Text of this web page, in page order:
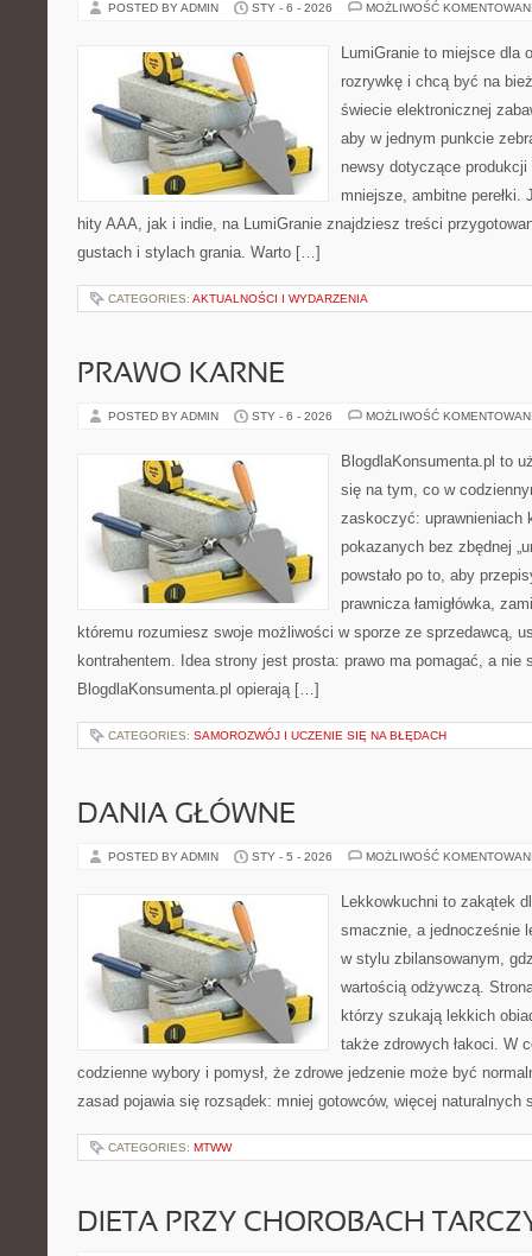
POSTED BY ADMIN STY - 6 - 2026 MOŻLIWOŚĆ
LumiGranie to miejsce dla
rozrywkę i chcą być na
świecie elektronicznej
aby w jednym punkcie
newsy dotyczące
mniejsze, ambitne perełki.
hity AAA, jak i indie, na LumiGranie znajdziesz treści
gustach i stylach grania. Warto […]
CATEGORIES: AKTUALNOŚCI I WYDARZENIA
PRAWO KARNE
POSTED BY ADMIN STY - 6 - 2026 MOŻLIWOŚĆ
BlogdlaKonsumenta.pl to
się na tym, co w
zaskoczyć: uprawnieniach
pokazanych bez zbędnej
powstało po to, aby
prawnicza łamigłówka,
któremu rozumiesz swoje możliwości w sporze ze sprzedawcą,
kontrahentem. Idea strony jest prosta: prawo ma pomagać, a nie
BlogdlaKonsumenta.pl opierają […]
CATEGORIES: SAMOROZWÓJ I UCZENIE SIĘ NA BŁĘDACH
DANIA GŁÓWNE
POSTED BY ADMIN STY - 5 - 2026 MOŻLIWOŚĆ
Lekkowkuchni to zakątek
smacznie, a jednocześnie
w stylu zbilansowanym,
wartością odżywczą.
którzy szukają lekkich
także zdrowych łakoci. W
codzienne wybory i pomysł, że zdrowe jedzenie może być
zasad pojawia się rozsądek: mniej gotowców, więcej naturalnych
CATEGORIES: MTWW
DIETA PRZY CHOROBACH